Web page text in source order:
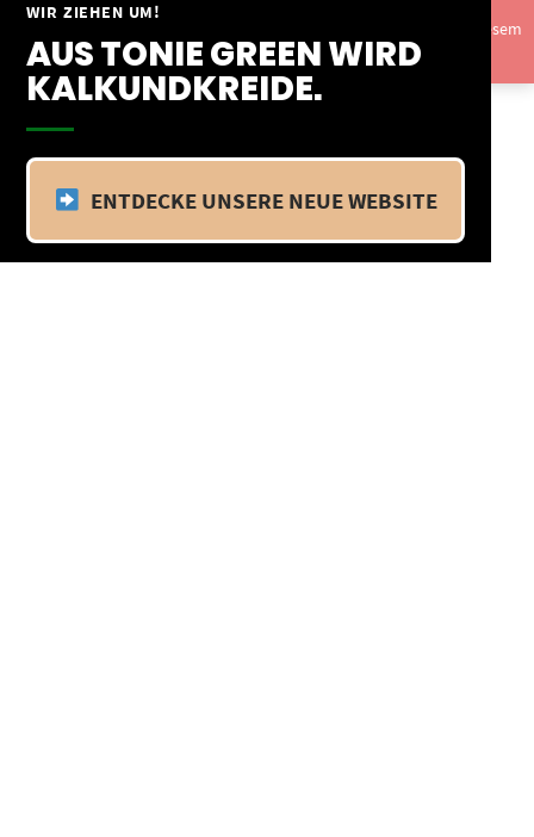
WIR ZIEHEN UM!
AUS TONIE GREEN WIRD
KALKUNDKREIDE.
ENTDECKE UNSERE NEUE WEBSITE
Springe
Inhalt
Vom 09.04.25 - 20.04.25 befinden wir uns im Betriebsurlaub. In diesem
Zeitraum findet kein Versand statt.Ausblenden